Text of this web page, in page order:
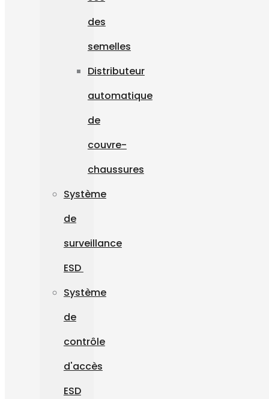
des
semelles
Distributeur
automatique
de
couvre-
chaussures
Système
de
surveillance
ESD
Système
de
contrôle
d'accès
ESD